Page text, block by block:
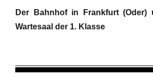
Der Bahnhof in Frankfurt (Oder)
Wartesaal der 1. Klasse